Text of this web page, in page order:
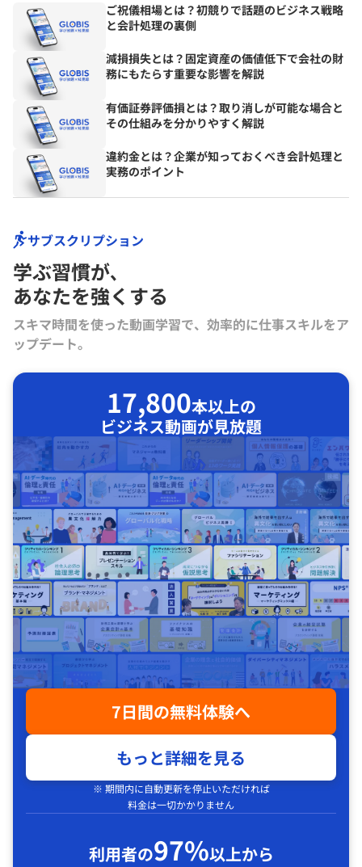
ご祝儀相場とは？初競りで話題のビジネス戦略
と会計処理の裏側
減損損失とは？固定資産の価値低下で会社の財
務にもたらす重要な影響を解説
有価証券評価損とは？取り消しが可能な場合と
その仕組みを分かりやすく解説
違約金とは？企業が知っておくべき会計処理と
実務のポイント
サブスクリプション
学ぶ習慣が､
あなたを強くする
スキマ時間を使った動画学習で、効率的に仕事スキルをア
ップデート。
17,800本以上の
ビジネス動画が見放題
7日間の無料体験へ
もっと詳細を見る
※ 期間内に自動更新を停止いただければ
料金は一切かかりません
利用者の97%以上から